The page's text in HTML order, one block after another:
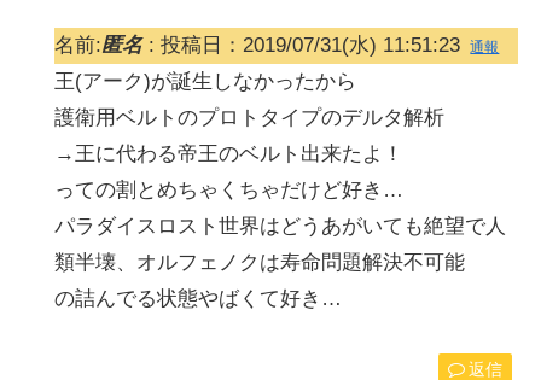
名前:匿名: 投稿日：2019/07/31(水) 11:51:23 通報
王(アーク)が誕生しなかったから
護衛用ベルトのプロトタイプのデルタ解析
→王に代わる帝王のベルト出来たよ！
っての割とめちゃくちゃだけど好き…
パラダイスロスト世界はどうあがいても絶望で人
類半壊、オルフェノクは寿命問題解決不可能
の詰んでる状態やばくて好き…
返信